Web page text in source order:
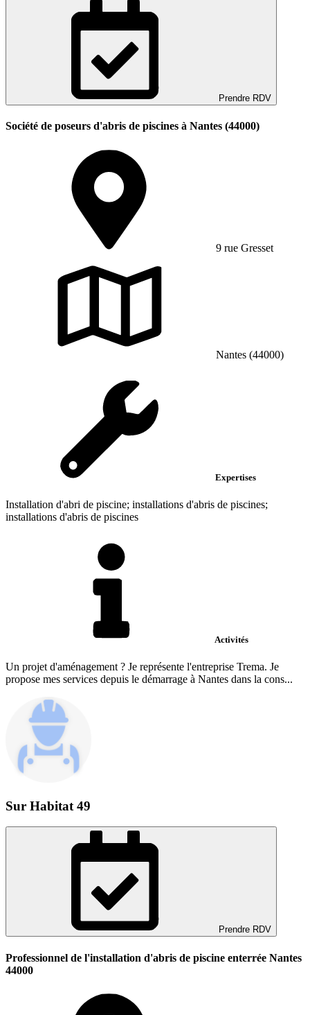
Prendre RDV
Société de poseurs d'abris de piscines à Nantes (44000)
9 rue Gresset
Nantes (44000)
Expertises
Installation d'abri de piscine; installations d'abris de piscines;
installations d'abris de piscines
Activités
Un projet d'aménagement ? Je représente l'entreprise Trema. Je
propose mes services depuis le démarrage à Nantes dans la cons...
Sur Habitat 49
Prendre RDV
Professionnel de l'installation d'abris de piscine enterrée Nantes
44000